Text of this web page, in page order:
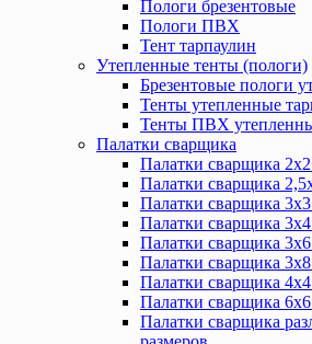
Пологи брезентовые
Пологи ПВХ
Тент тарпаулин
Утепленные тенты (пологи)
Брезентовые пологи
Тенты утепленные
Тенты ПВХ
Палатки сварщика
Палатки сварщика
Палатки сварщика
Палатки сварщика
Палатки сварщика
Палатки сварщика
Палатки сварщика
Палатки сварщика
Палатки сварщика
Палатки сварщика